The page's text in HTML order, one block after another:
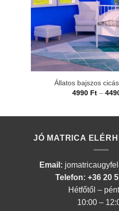
Állatos bajszos
4990 Ft –
JÓ MATRICA
Email:
Telefon: +36 20
Hétfőtől –
10:00 –